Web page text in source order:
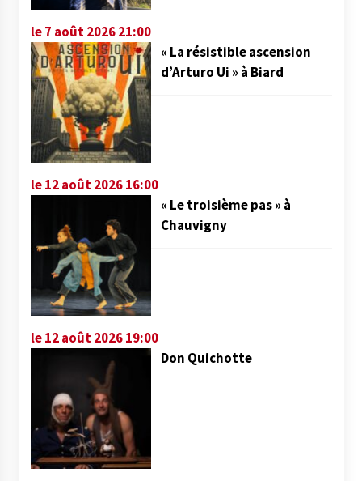
le 7 août 2026 21:00
« La résistible ascension
d’Arturo Ui » à Biard
le 12 août 2026 16:00
« Le troisième pas » à
Chauvigny
le 12 août 2026 19:00
Don Quichotte